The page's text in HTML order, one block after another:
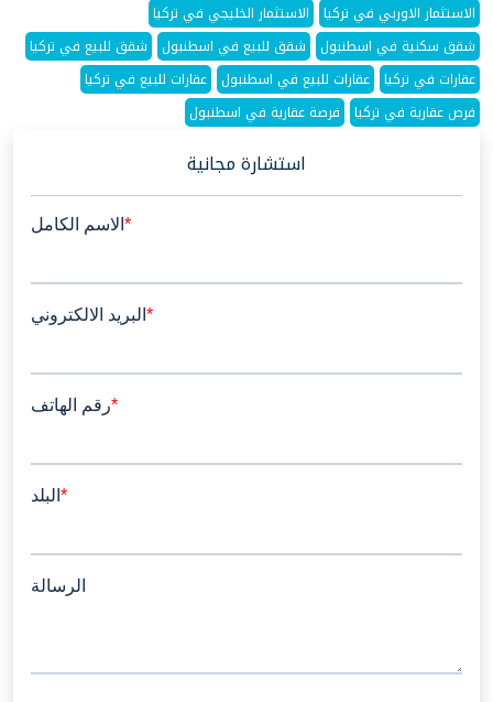
الاستثمار الاوربي في تركيا
الاستثمار الخليجي في تركيا
شقق سكنية في اسطنبول
شقق للبيع في اسطنبول
شقق للبيع في تركيا
عقارات في تركيا عقارات للبيع في اسطنبول
عقارات للبيع في تركيا
فرص عقارية في تركيا
فرصة عقارية في اسطنبول
استشارة مجانية